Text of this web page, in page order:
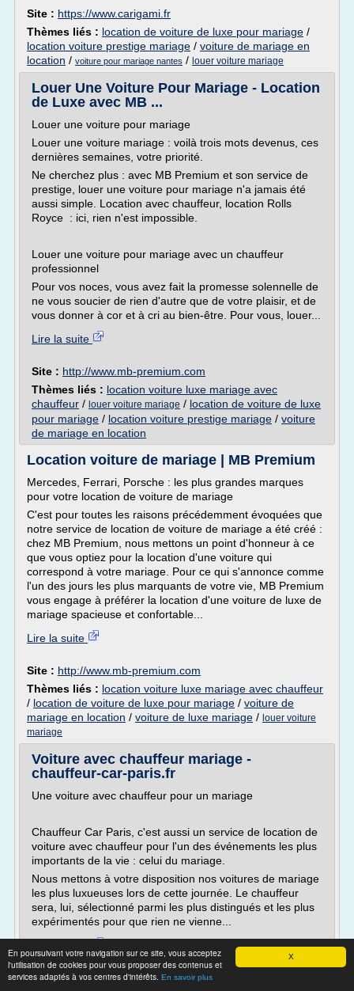
X
En poursuivant votre navigation sur ce site, vous acceptez
l'utilisation de cookies pour vous proposer des contenus et
services adaptés à vos centres d'intérêts. En savoir plus
Site : https://www.carigami.fr
Thèmes liés : location de voiture de luxe pour mariage /
location voiture prestige mariage / voiture de mariage en
location / voiture pour mariage nantes / louer voiture mariage
Louer Une Voiture Pour Mariage - Location
de Luxe avec MB ...
Louer une voiture pour mariage
Louer une voiture mariage : voilà trois mots devenus, ces
dernières semaines, votre priorité.
Ne cherchez plus : avec MB Premium et son service de
prestige, louer une voiture pour mariage n'a jamais été
aussi simple. Location avec chauffeur, location Rolls
Royce : ici, rien n'est impossible.
Louer une voiture pour mariage avec un chauffeur
professionnel
Pour vos noces, vous avez fait la promesse solennelle de
ne vous soucier de rien d'autre que de votre plaisir, et de
vous donner à cor et à cri au bien-être. Pour vous, louer...
Lire la suite
Site : http://www.mb-premium.com
Thèmes liés : location voiture luxe mariage avec
chauffeur / louer voiture mariage / location de voiture de luxe
pour mariage / location voiture prestige mariage / voiture
de mariage en location
Location voiture de mariage | MB Premium
Mercedes, Ferrari, Porsche : les plus grandes marques
pour votre location de voiture de mariage
C'est pour toutes les raisons précédemment évoquées que
notre service de location de voiture de mariage a été créé :
chez MB Premium, nous mettons un point d'honneur à ce
que vous optiez pour la location d'une voiture qui
correspond à votre mariage. Pour ce qui s'annonce comme
l'un des jours les plus marquants de votre vie, MB Premium
vous engage à préférer la location d'une voiture de luxe de
mariage spacieuse et confortable...
Lire la suite
Site : http://www.mb-premium.com
Thèmes liés : location voiture luxe mariage avec chauffeur
/ location de voiture de luxe pour mariage / voiture de
mariage en location / voiture de luxe mariage / louer voiture
mariage
Voiture avec chauffeur mariage -
chauffeur-car-paris.fr
Une voiture avec chauffeur pour un mariage
Chauffeur Car Paris, c'est aussi un service de location de
voiture avec chauffeur pour l'un des événements les plus
importants de la vie : celui du mariage.
Nous mettons à votre disposition nos voitures de mariage
les plus luxueuses lors de cette journée. Le chauffeur
sera, lui, sélectionné parmi les plus distingués et les plus
expérimentés pour que rien ne vienne...
Site :http://chauffeur-car-paris.fr